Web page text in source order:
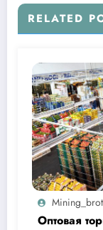
RELATED
Оптовая